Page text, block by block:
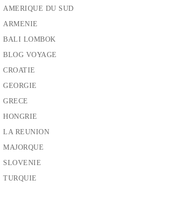
AMERIQUE DU SUD
ARMENIE
BALI LOMBOK
BLOG VOYAGE
CROATIE
GEORGIE
GRECE
HONGRIE
LA REUNION
MAJORQUE
SLOVENIE
TURQUIE